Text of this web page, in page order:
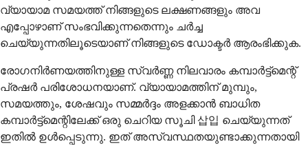
വ്യായാമ സമയത്ത് നിങ്ങളുടെ ലക്ഷണങ്ങളും അവ
എപ്പോഴാണ് സംഭവിക്കുന്നതെന്നും ചർച്ച
ചെയ്യുന്നതിലൂടെയാണ് നിങ്ങളുടെ ഡോക്ടർ ആരംഭിക്കുക.
രോഗനിർണയത്തിനുള്ള സ്വർണ്ണ നിലവാരം കമ്പാർട്ട്മെന്റ്
പ്രഷർ പരിശോധനയാണ്. വ്യായാമത്തിന് മുമ്പും,
സമയത്തും, ശേഷവും സമ്മർദ്ദം അളക്കാൻ ബാധിത
കമ്പാർട്ട്മെന്റിലേക്ക് ഒരു ചെറിയ സൂചി 삽입 ചെയ്യുന്നത്
ഇതിൽ ഉൾപ്പെടുന്നു. ഇത് അസ്വസ്ഥതയുണ്ടാക്കുന്നതായി